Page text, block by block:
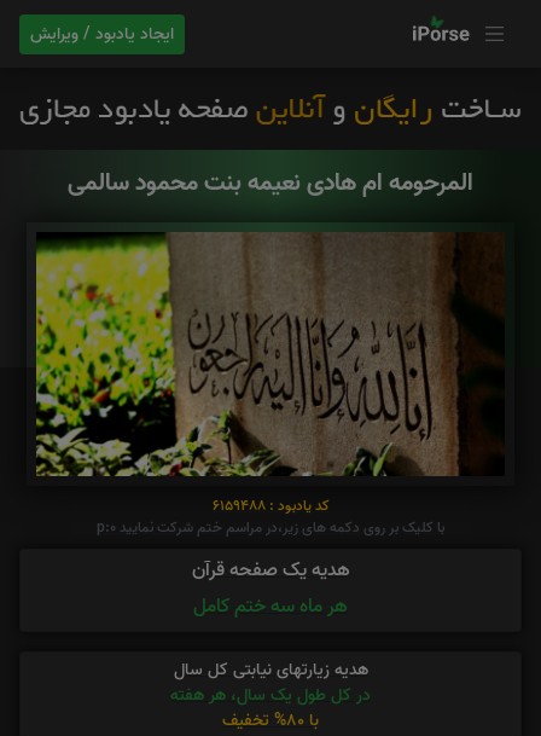
ایجاد یادبود / ویرایش
المرحومه ام هادی نعیمه بنت محمود سالمی
کد یادبود : 6159488
با کلیک بر روی دکمه های زیر،در مراسم ختم شرکت نمایید p:0
هدیه یک صفحه قرآن
هر ماه سه ختم کامل
هدیه زیارتهای نیابتی کل سال
در کل طول یک سال، هر هفته
با 80% تخفیف